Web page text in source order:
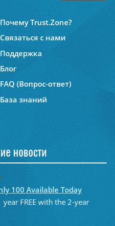
Почему Trust.Zone?
Связаться с нами
Поддержка
Блог
FAQ (Вопрос-ответ)
База знаний
новости
100 Available Today
FREE with the 2-year